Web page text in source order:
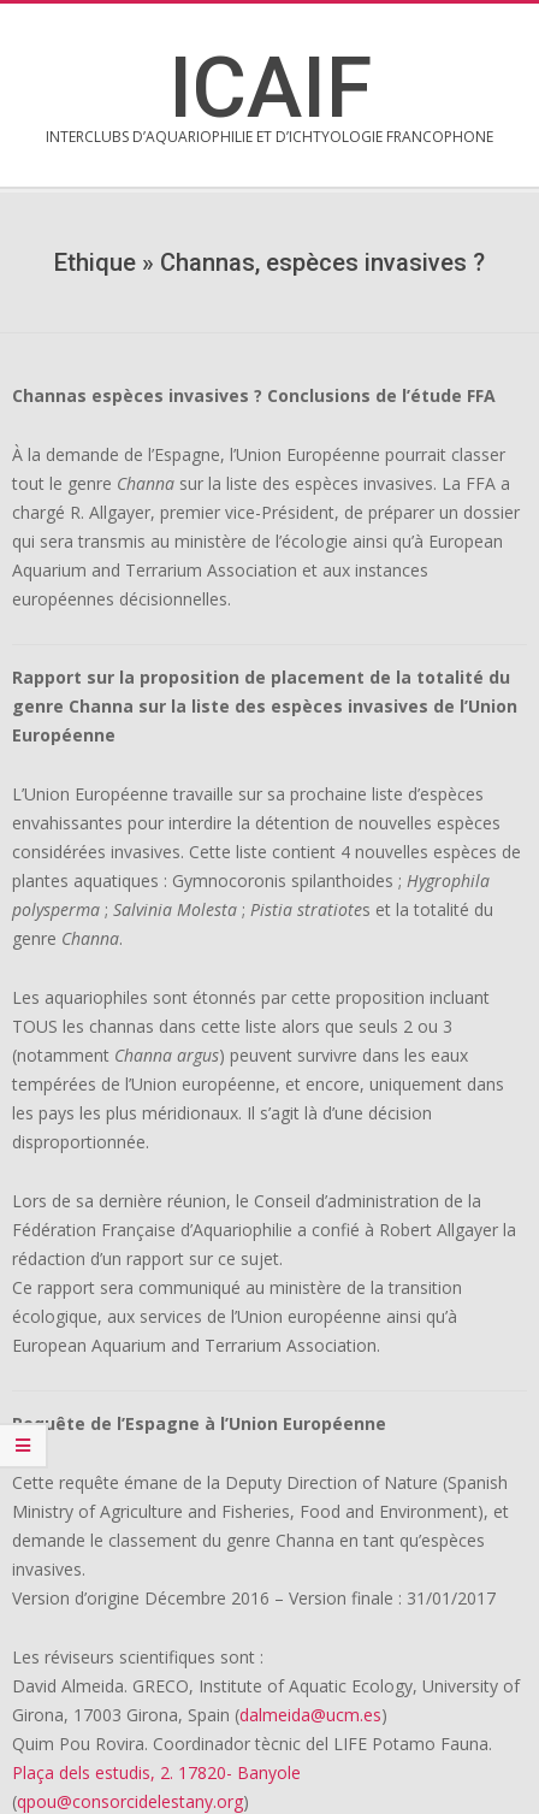
ICAIF
INTERCLUBS D’AQUARIOPHILIE ET D’ICHTYOLOGIE FRANCOPHONE
Ethique » Channas, espèces invasives ?
Channas espèces invasives ? Conclusions de l’étude FFA
À la demande de l’Espagne, l’Union Européenne pourrait classer
tout le genre Channa sur la liste des espèces invasives. La FFA a
chargé R. Allgayer, premier vice-Président, de préparer un dossier
qui sera transmis au ministère de l’écologie ainsi qu’à European
Aquarium and Terrarium Association et aux instances
européennes décisionnelles.
Rapport sur la proposition de placement de la totalité du
genre Channa sur la liste des espèces invasives de l’Union
Européenne
L’Union Européenne travaille sur sa prochaine liste d’espèces
envahissantes pour interdire la détention de nouvelles espèces
considérées invasives. Cette liste contient 4 nouvelles espèces de
plantes aquatiques : Gymnocoronis spilanthoides ; Hygrophila
polysperma ; Salvinia Molesta ; Pistia stratiotes et la totalité du
genre Channa.
Les aquariophiles sont étonnés par cette proposition incluant
TOUS les channas dans cette liste alors que seuls 2 ou 3
(notamment Channa argus) peuvent survivre dans les eaux
tempérées de l’Union européenne, et encore, uniquement dans
les pays les plus méridionaux. Il s’agit là d’une décision
disproportionnée.
Lors de sa dernière réunion, le Conseil d’administration de la
Fédération Française d’Aquariophilie a confié à Robert Allgayer la
rédaction d’un rapport sur ce sujet.
Ce rapport sera communiqué au ministère de la transition
écologique, aux services de l’Union européenne ainsi qu’à
European Aquarium and Terrarium Association.
Requête de l’Espagne à l’Union Européenne
Cette requête émane de la Deputy Direction of Nature (Spanish
Ministry of Agriculture and Fisheries, Food and Environment), et
demande le classement du genre Channa en tant qu’espèces
invasives.
Version d’origine Décembre 2016 – Version finale : 31/01/2017
Les réviseurs scientifiques sont :
David Almeida. GRECO, Institute of Aquatic Ecology, University of
Girona, 17003 Girona, Spain (dalmeida@ucm.es)
Quim Pou Rovira. Coordinador tècnic del LIFE Potamo Fauna.
Plaça dels estudis, 2. 17820- Banyole
(qpou@consorcidelestany.org)